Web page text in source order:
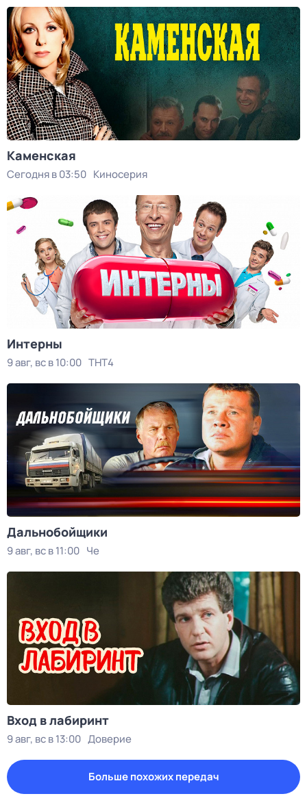
Каменская
Сегодня в 03:50 Киносерия
Интерны
9 авг, вс в 10:00 ТНТ4
Дальнобойщики
9 авг, вс в 11:00 Че
Вход в лабиринт
9 авг, вс в 13:00 Доверие
Больше похожих передач